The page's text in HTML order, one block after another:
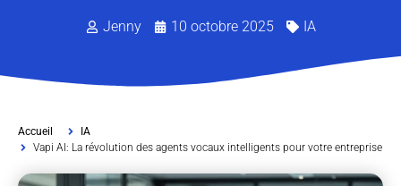
Jenny 10 octobre 2025 IA
Accueil
IA
Vapi AI: La révolution des agents vocaux intelligents pour votre entreprise